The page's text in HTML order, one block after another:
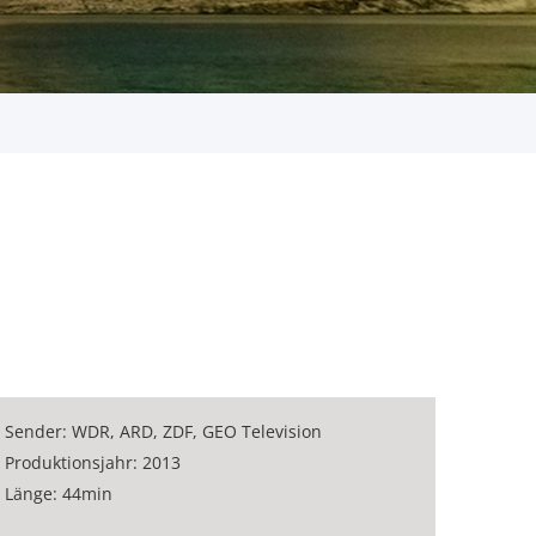
Sender: WDR, ARD, ZDF, GEO Television
Produktionsjahr: 2013
Länge: 44min